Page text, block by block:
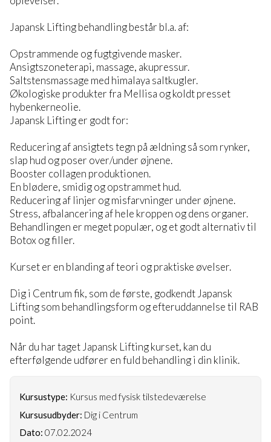
Japansk Lifting behandling består bl.a. af:
Opstrammende og fugtgivende masker.
Ansigtszoneterapi, massage, akupressur.
Saltstensmassage med himalaya saltkugler.
Økologiske produkter fra Mellisa og koldt presset
hybenkerneolie.
Japansk Lifting er godt for:
Reducering af ansigtets tegn på ældning så som rynker,
slap hud og poser over/under øjnene.
Booster collagen produktionen.
En blødere, smidig og opstrammet hud.
Reducering af linjer og misfarvninger under øjnene.
Stress, afbalancering af hele kroppen og dens organer.
Behandlingen er meget populær, og et godt alternativ til
Botox og filler.
Kurset er en blanding af teori og praktiske øvelser.
Dig i Centrum fik, som de første, godkendt Japansk
Lifting som behandlingsform og efteruddannelse til RAB
point.
Når du har taget Japansk Lifting kurset, kan du
efterfølgende udfører en fuld behandling i din klinik.
Kursustype: Kursus med fysisk tilstedeværelse
Kursusudbyder: Dig i Centrum
Dato: 07.02.2024